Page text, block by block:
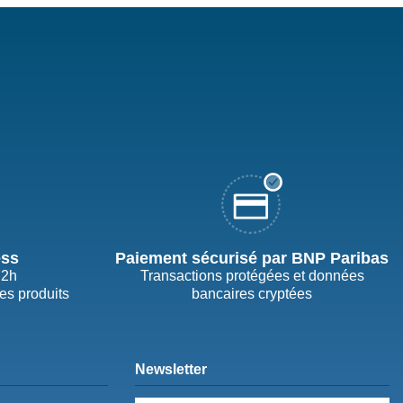
produits
Paiement sécurisé par BNP Paribas
Transactions protégées et données
bancaires cryptées
Newsletter